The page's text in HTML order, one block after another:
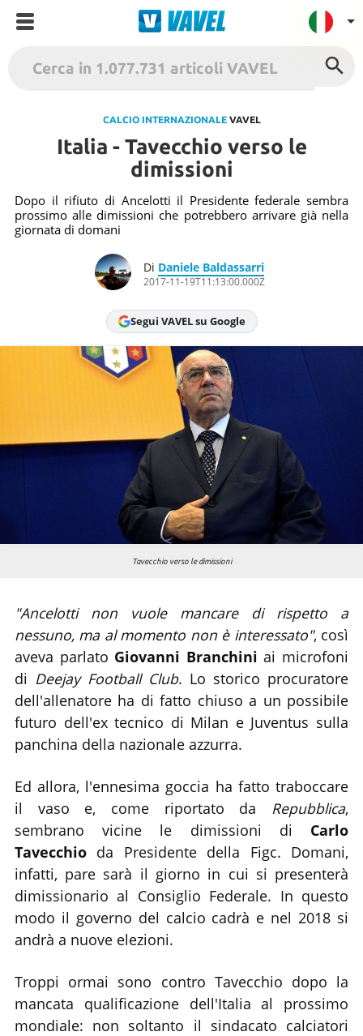
UK
México
Argentina
Termini
Chi siamo
CALCIO INTERNAZIONALEVAVEL
Italia - Tavecchio verso le
dimissioni
Dopo il rifiuto di Ancelotti il Presidente federale sembra
prossimo alle dimissioni che potrebbero arrivare già nella
giornata di domani
Di Daniele Baldassarri
2017-11-19T11:13:00.000Z
Segui VAVEL su Google
Tavecchio verso le dimissioni
"Ancelotti non vuole mancare di rispetto a
nessuno, ma al momento non è interessato", così
aveva parlato Giovanni Branchini ai microfoni
di Deejay Football Club. Lo storico procuratore
dell'allenatore ha di fatto chiuso a un possibile
futuro dell'ex tecnico di Milan e Juventus sulla
panchina della nazionale azzurra.
Ed allora, l'ennesima goccia ha fatto traboccare
il vaso e, come riportato da Repubblica,
sembrano vicine le dimissioni di Carlo
Tavecchioda Presidente della Figc. Domani,
infatti, pare sarà il giorno in cui si presenterà
dimissionario al Consiglio Federale. In questo
modo il governo del calcio cadrà e nel 2018 si
andrà a nuove elezioni.
Troppi ormai sono contro Tavecchio dopo la
mancata qualificazione dell'Italia al prossimo
mondiale: non soltanto il sindacato calciatori